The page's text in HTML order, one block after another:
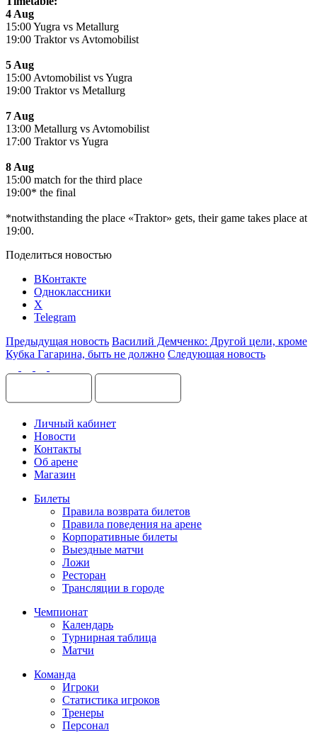
4 Aug
15:00 Yugra vs Metallurg
19:00 Traktor vs Avtomobilist
5 Aug
15:00 Avtomobilist vs Yugra
19:00 Traktor vs Metallurg
7 Aug
13:00 Metallurg vs Avtomobilist
17:00 Traktor vs Yugra
8 Aug
15:00 match for the third place
19:00* the final
*notwithstanding the place «Traktor» gets, their game takes place at
19:00.
Поделиться новостью
ВКонтакте
Одноклассники
X
Telegram
Предыдущая новость Василий Демченко: Другой цели, кроме
Кубка Гагарина, быть не должно Следующая новость
Личный кабинет
Новости
Контакты
Об арене
Магазин
Билеты
Правила возврата билетов
Правила поведения на арене
Корпоративные билеты
Выездные матчи
Ложи
Ресторан
Трансляции в городе
Чемпионат
Календарь
Турнирная таблица
Матчи
Команда
Игроки
Статистика игроков
Тренеры
Персонал